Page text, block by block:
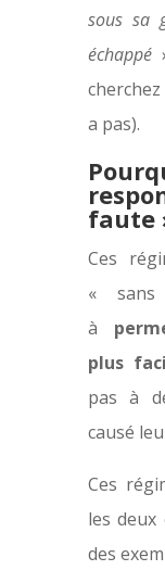
sous sa
échappé
a pas).
faute
Ces
«
à
plus
pas à
causé
Ces
les
des